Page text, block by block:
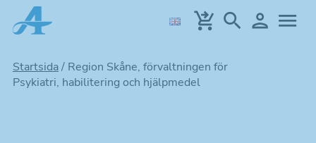
Hoppa
till
Startsida/ Region Skåne, förvaltningen för
Psykiatri, habilitering och hjälpmedel